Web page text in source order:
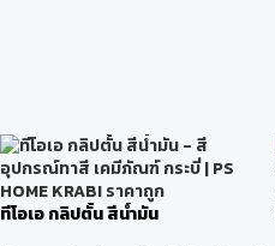
ทีโอเอ กลิปตั้น สีน้ำมัน